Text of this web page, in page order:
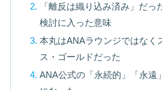
「離反は織り込み済み」だっ
検討に入った意味
本丸はANAラウンジではなく
ス・ゴールドだった
ANA公式の「永続的」「永遠